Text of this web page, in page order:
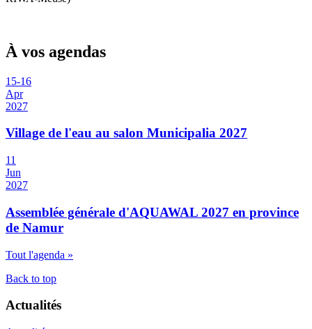
À vos agendas
15-16
Apr
2027
Village de l'eau au salon Municipalia 2027
11
Jun
2027
Assemblée générale d'AQUAWAL 2027 en province
de Namur
Tout l'agenda »
Back to top
Actualités